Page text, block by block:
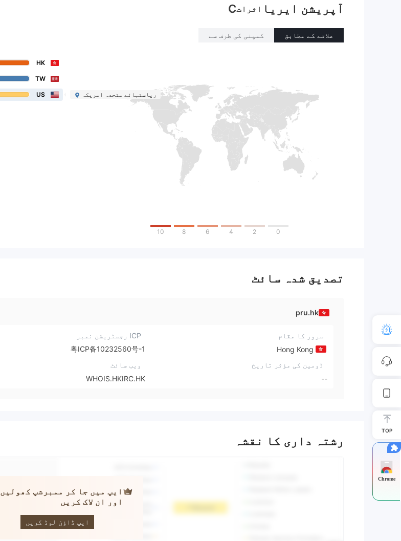
آپریشن ایریا اثراتC
علاقے کے مطابق کمپنی کی طرف سے
0
2
4
6
8
10
HK
TW
ریاستہائے متحدہ امریکہ US
تصدیق شدہ سائٹ
pru.hk
سرور کا مقام
ICP رجسٹریشن نمبر
粤ICP备10232560号-1
ڈومین کی مؤثر تاریخ
--
ویب سائٹ
WHOIS.HKIRC.HK
رشتہ داری کا نقشہ
ایپ میں جا کر ممبرشپ کھولیں
اور ان لاک کریں
ایپ ڈاؤن لوڈ کریں
PRUDENTIAL
BROKERAGE
TOP
Chrome